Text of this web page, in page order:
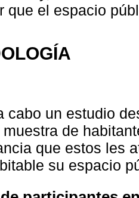
que el espacio
cabo un estudio
de
que estos les
su espacio